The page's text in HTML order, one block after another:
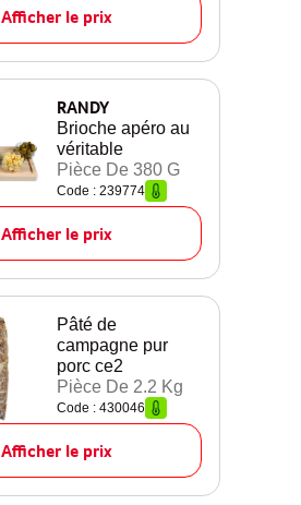
Afficher le prix
RANDY
Brioche apéro au
véritable
Pièce De 380 G
Code : 239774
Afficher le prix
Pâté de
campagne pur
porc ce2
Pièce De 2.2 Kg
Code : 430046
Afficher le prix